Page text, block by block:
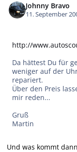
Johnny Bravo
11. September
http://
Da hättest Du für
weniger auf der
repariert.
Über den Preis
mir reden...
Gruß
Martin
Und was kommt